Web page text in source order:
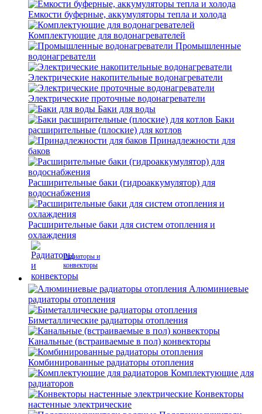
Емкости буферные, аккумуляторы тепла и холода
Комплектующие для водонагревателей
Промышленные
водонагреватели
Электрические накопительные водонагреватели
Электрические проточные водонагреватели
Баки для воды
Баки
расширительные (плоские) для котлов
Принадлежности для
баков
Расширительные баки (гидроаккумулятор) для
водоснабжения
Расширительные баки для систем отопления и
охлаждения
Радиаторы и
конвекторы
Алюминиевые
радиаторы отопления
Биметаллические радиаторы отопления
Канальные (встраиваемые в пол) конвекторы
Комбинированные радиаторы отопления
Комплектующие для
радиаторов
Конвекторы
настенные электрические